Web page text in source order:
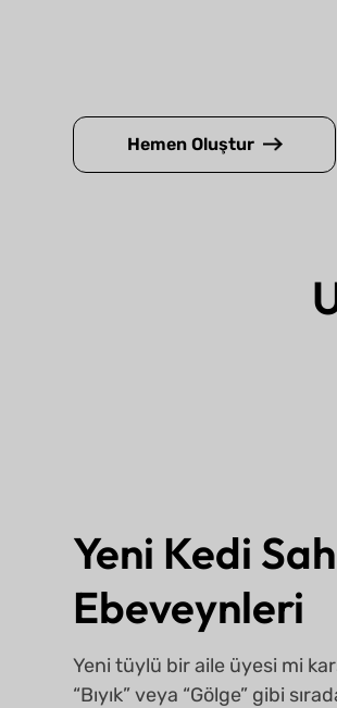
Hemen Oluştur
Yeni Kedi
Ebeveynleri
Yeni tüylü bir aile üyesi mi
“Bıyık” veya “Gölge” gibi